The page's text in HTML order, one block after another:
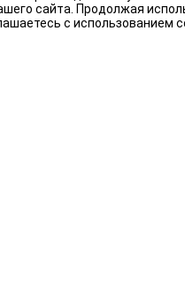
сайта. Продолжая
с использованием